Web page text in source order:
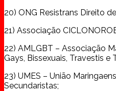
20) ONG Resistrans Direito
21) Associação
22) AMLGBT – Associação
Gays, Bissexuais, Travestis e
23) UMES – União
Secundaristas;